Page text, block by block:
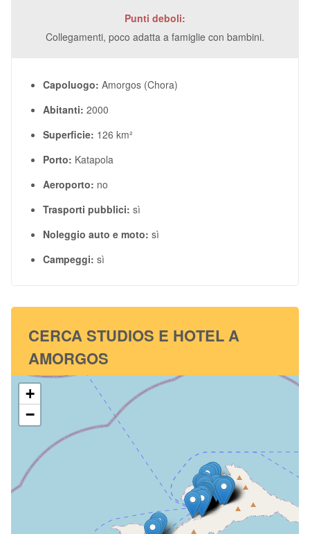
Punti deboli:
Collegamenti, poco adatta a famiglie con bambini.
Capoluogo: Amorgos (Chora)
Abitanti: 2000
Superficie: 126 km²
Porto: Katapola
Aeroporto: no
Trasporti pubblici: sì
Noleggio auto e moto: sì
Campeggi: sì
CERCA STUDIOS E HOTEL A
AMORGOS
+
−